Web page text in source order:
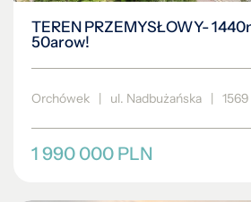
TEREN PRZEMYSŁOWY-
50arow!
Orchówek | ul. Nadbużańska | 1569
1 990 000 PLN